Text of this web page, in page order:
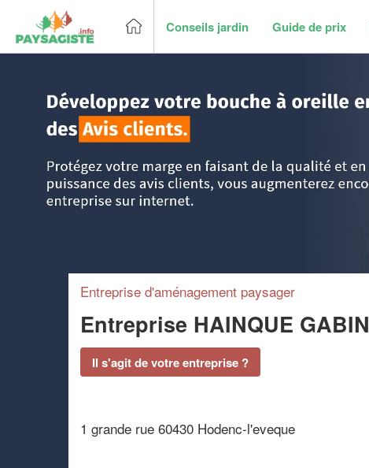
Conseils jardin Guide de prix
Entreprise d'aménagement paysager
Entreprise HAINQUE GABIN
Il s'agit de votre entreprise ?
1 grande rue 60430 Hodenc-l'eveque